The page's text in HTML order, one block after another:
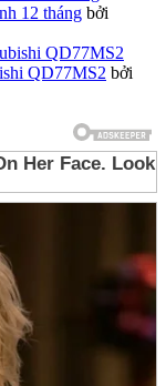
12 tháng bởi
QD77MS2 bởi